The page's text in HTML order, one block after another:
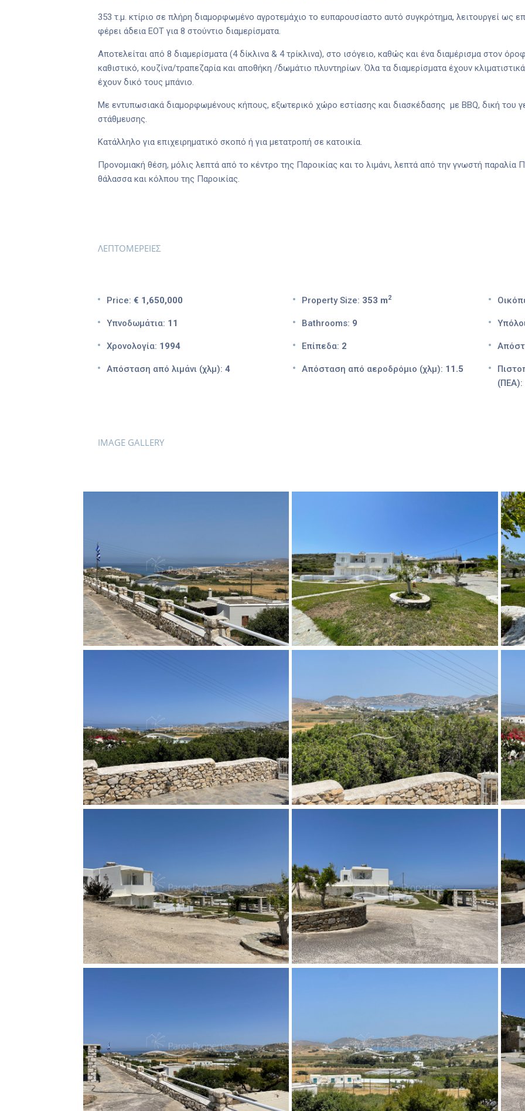
353 τ.μ. κτίριο σε πλήρη διαμορφωμένο αγροτεμάχιο το ευπαρουσίαστο αυτό συγκρότημα, λειτουργεί ως
φέρει άδεια ΕΟΤ για 8 στούντιο διαμερίσματα.
Αποτελείται από 8 διαμερίσματα (4 δίκλινα & 4 τρίκλινα), στο ισόγειο, καθώς και ένα διαμέρισμα στον
καθιστικό, κουζίνα/τραπεζαρία και αποθήκη /δωμάτιο πλυντηρίων. Όλα τα διαμερίσματα έχουν
έχουν δικό τους μπάνιο.
Με εντυπωσιακά διαμορφωμένους κήπους, εξωτερικό χώρο εστίασης και διασκέδασης με BBQ, δική του
στάθμευσης.
Κατάλληλο για επιχειρηματικό σκοπό ή για μετατροπή σε κατοικία.
Προνομιακή θέση, μόλις λεπτά από το κέντρο της Παροικίας και το λιμάνι, λεπτά από την γνωστή
θάλασσα και κόλπου της Παροικίας.
ΛΕΠΤΟΜΕΡΕΙΕΣ
Price: € 1,650,000 Property Size: 353 m2
Υπνοδωμάτια: 11 Bathrooms: 9
Χρονολογία: 1994 Επίπεδα: 2
Απόσταση από λιμάνι (χλμ): 4 Απόσταση από αεροδρόμιο (χλμ): 11.5
(ΠΕΑ):
IMAGE GALLERY